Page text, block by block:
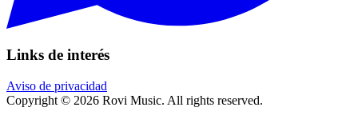
Links de interés
Aviso de privacidad
Copyright © 2026 Rovi Music. All rights reserved.